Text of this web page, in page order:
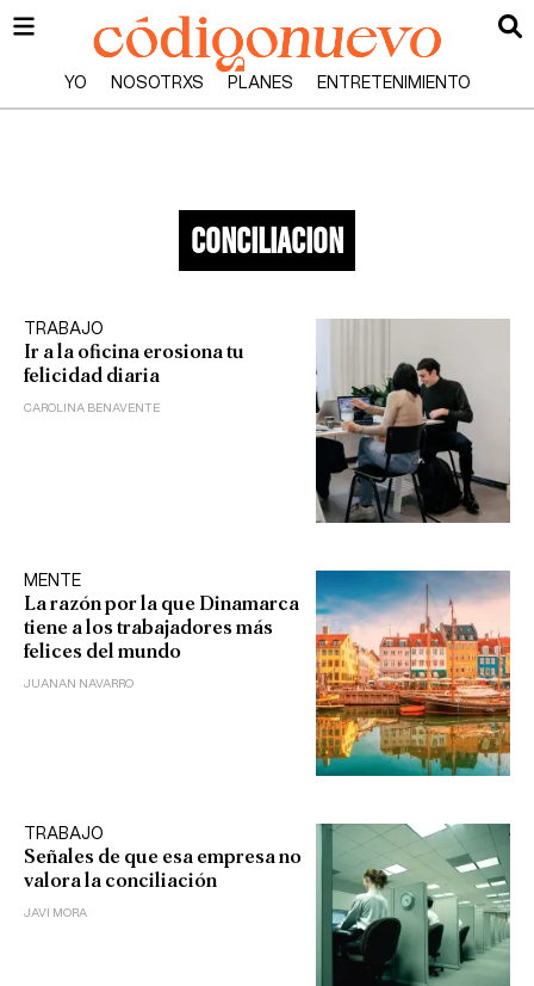
YO NOSOTRXS PLANES ENTRETENIMIENTO
conciliacion
TRABAJO
Ir a la oficina erosiona tu
felicidad diaria
CAROLINA BENAVENTE
MENTE
La razón por la que Dinamarca
tiene a los trabajadores más
felices del mundo
JUANAN NAVARRO
TRABAJO
Señales de que esa empresa no
valora la conciliación
JAVI MORA